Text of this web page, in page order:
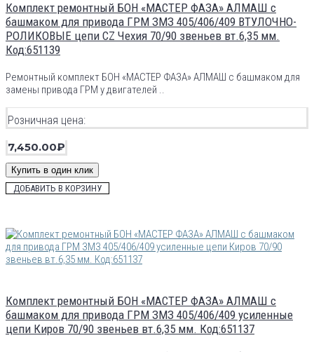
Комплект ремонтный БОН «МАСТЕР ФАЗА» АЛМАШ с
башмаком для привода ГРМ ЗМЗ 405/406/409 ВТУЛОЧНО-
РОЛИКОВЫЕ цепи CZ Чехия 70/90 звеньев вт.6,35 мм.
Код:651139
Ремонтный комплект БОН «МАСТЕР ФАЗА» АЛМАШ с башмаком для
замены привода ГРМ у двигателей ..
Розничная цена:
7,450.00₽
Купить в один клик
ДОБАВИТЬ В КОРЗИНУ
Комплект ремонтный БОН «МАСТЕР ФАЗА» АЛМАШ с
башмаком для привода ГРМ ЗМЗ 405/406/409 усиленные
цепи Киров 70/90 звеньев вт.6,35 мм. Код:651137